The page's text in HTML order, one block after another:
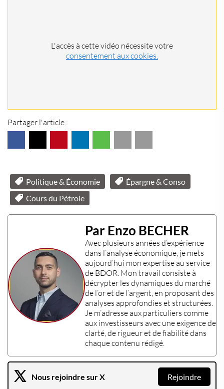
L'accès à cette vidéo nécessite votre
consentement aux cookies.
Partager l'article :
Politique & Économie
Épargne & Conso
Cours du Pétrole
Par Enzo BECHER
Avec plusieurs années d’expérience
dans l’analyse économique , je mets
aujourd’hui mon expertiseau service
de BDOR. Mon travail consiste à
décrypter les dynamiques du marché
de l’or et de l’argent, en proposant des
analyses approfondies et structurées.
Je m’adresse aux particuliers comme
aux investisseurs avec une exigence de
clarté, de rigueur et de fiabilité dans
chaque contenu rédigé.
Nous rejoindre sur X Rejoindre